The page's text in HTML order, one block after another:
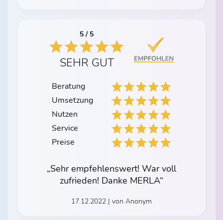
5 / 5
SEHR GUT
Beratung
Umsetzung
Nutzen
Service
Preise
„Sehr empfehlenswert! War voll
zufrieden! Danke MERLA“
17.12.2022 | von Anonym